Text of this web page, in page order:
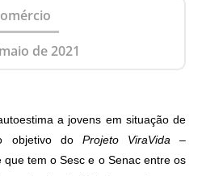
de 2021
a jovens em situação de
objetivo do
Projeto ViraVida –
tem o Sesc e o Senac entre os